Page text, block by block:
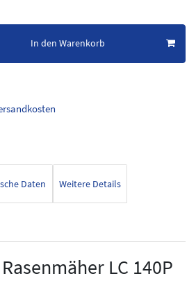
In den Warenkorb
Daten Weitere Details
Rasenmäher LC 140P